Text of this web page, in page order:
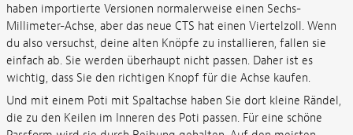
haben importierte Versionen normalerweise einen Sechs-
Millimeter-Achse, aber das neue CTS hat einen Viertelzoll. Wenn
du also versuchst, deine alten Knöpfe zu installieren, fallen sie
einfach ab. Sie werden überhaupt nicht passen. Daher ist es
wichtig, dass Sie den richtigen Knopf für die Achse kaufen.
Und mit einem Poti mit Spaltachse haben Sie dort kleine Rändel,
die zu den Keilen im Inneren des Poti passen. Für eine schöne